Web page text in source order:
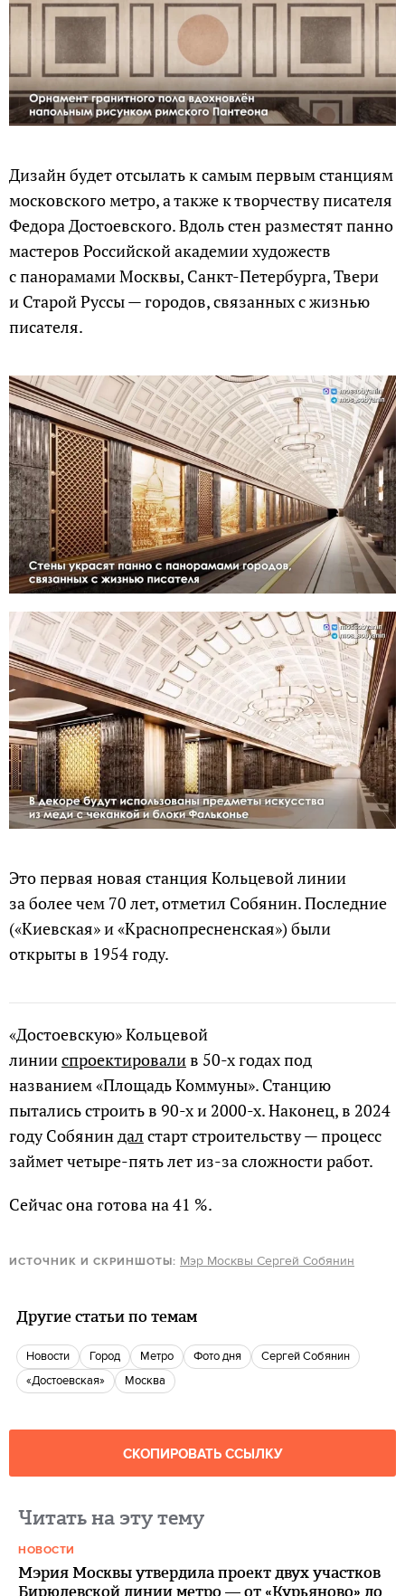
Дизайн будет отсылать к самым первым станциям
московского метро, а также к творчеству писателя
Федора Достоевского. Вдоль стен разместят панно
мастеров Российской академии художеств
с панорамами Москвы, Санкт-Петербурга, Твери
и Старой Руссы — городов, связанных с жизнью
писателя.
Это первая новая станция Кольцевой линии
за более чем 70 лет, отметил Собянин. Последние
(«Киевская» и «Краснопресненская») были
открыты в 1954 году.
«Достоевскую» Кольцевой
линииспроектировалив 50-х годах под
названием «Площадь Коммуны». Станцию
пытались строить в 90-х и 2000-х. Наконец, в 2024
году Собяниндал старт строительству — процесс
займет четыре-пять лет из-за сложности работ.
Сейчас она готова на 41 %.
ИСТОЧНИК И СКРИНШОТЫ: Мэр Москвы Сергей Собянин
Другие статьи по темам
новости город метро Фото дня
Сергей Собянин
«Достоевская»
Москва
СКОПИРОВАТЬ ССЫЛКУ
Читать на эту тему
НОВОСТИ
Мэрия Москвы утвердила проект двух участков
Бирюлевской линии метро — от «Курьяново» до